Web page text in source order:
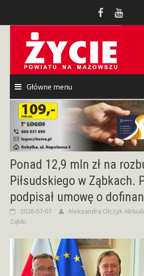
Główne menu
Ponad 12,9 mln zł na
Piłsudskiego w Ząbkach.
podpisał umowę o
2026-07-07 Aleksandra Olczyk
Ząbki